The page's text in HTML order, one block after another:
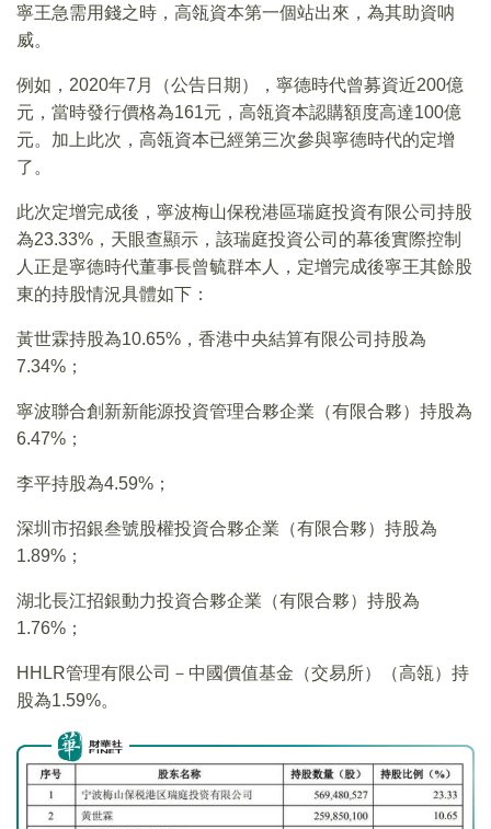
寧王急需用錢之時，高瓴資本第一個站出來，為其助資呐
威。
例如，2020年7月（公告日期），寧德時代曾募資近200億
元，當時發行價格為161元，高瓴資本認購額度高達100億
元。加上此次，高瓴資本已經第三次參與寧德時代的定增
了。
此次定增完成後，寧波梅山保稅港區瑞庭投資有限公司持股
為23.33%，天眼查顯示，該瑞庭投資公司的幕後實際控制
人正是寧德時代董事長曾毓群本人，定增完成後寧王其餘股
東的持股情況具體如下：
黃世霖持股為10.65%，香港中央結算有限公司持股為
7.34%；
寧波聯合創新新能源投資管理合夥企業（有限合夥）持股為
6.47%；
李平持股為4.59%；
深圳市招銀叁號股權投資合夥企業（有限合夥）持股為
1.89%；
湖北長江招銀動力投資合夥企業（有限合夥）持股為
1.76%；
HHLR管理有限公司－中國價值基金（交易所）（高瓴）持
股為1.59%。